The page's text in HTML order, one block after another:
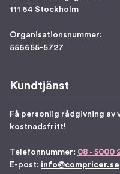
111 64 Stockholm
Organisationsnummer:
556655-5727
Kundtjänst
Få personlig rådgivning av
kostnadsfritt!
Telefonnummer: 08 - 5000
E-post: info@compricer.se